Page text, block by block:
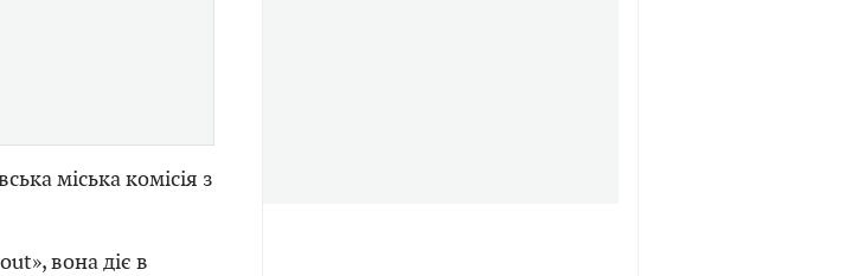
міська комісія з
вона діє в